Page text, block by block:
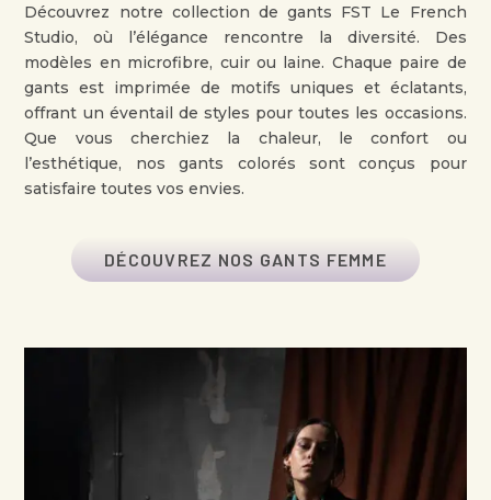
Découvrez notre collection de gants FST Le French
Studio, où l’élégance rencontre la diversité. Des
modèles en microfibre, cuir ou laine. Chaque paire de
gants est imprimée de motifs uniques et éclatants,
offrant un éventail de styles pour toutes les occasions.
Que vous cherchiez la chaleur, le confort ou
l’esthétique, nos gants colorés sont conçus pour
satisfaire toutes vos envies.
DÉCOUVREZ NOS GANTS FEMME